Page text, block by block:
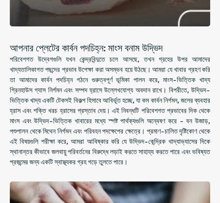
আপনার প্লেটের কার্বন পদচিহ্ন: মাংস বনাম উদ্ভিদ
পরিবেশগত উদ্বেগগুলি যখন কেন্দ্রবিন্দুতে চলে আসছে, তখন গ্রহের উপর আমাদের
খাদ্যতালিকাগত পছন্দের প্রভাব উপেক্ষা করা অসম্ভব হয়ে উঠছে। আমরা যে খাবার গ্রহণ করি
তা আমাদের কার্বন পদচিহ্ন গঠনে গুরুত্বপূর্ণ ভূমিকা পালন করে, মাংস-ভিত্তিক খাদ্য
গ্রিনহাউস গ্যাস নির্গমন এবং সম্পদ হ্রাসে উল্লেখযোগ্য অবদান রাখে। বিপরীতে, উদ্ভিদ-
ভিত্তিক খাদ্য একটি টেকসই বিকল্প হিসাবে আবির্ভূত হচ্ছে, যা কম কার্বন নির্গমন, জলের ব্যবহার
হ্রাস এবং শক্তি খরচ হ্রাসের প্রস্তাব দেয়। এই নিবন্ধটি পরিবেশগত প্রভাবের দিক থেকে
মাংস এবং উদ্ভিদ-ভিত্তিক খাবারের মধ্যে স্পষ্ট পার্থক্যগুলি অন্বেষণ করে - বন উজাড়,
পশুপালন থেকে মিথেন নির্গমন এবং পরিবহন পদক্ষেপের ক্ষেত্রে। প্রমাণ-চালিত দৃষ্টিকোণ থেকে
এই বিষয়গুলি পরীক্ষা করে, আমরা আবিষ্কার করি যে উদ্ভিদ-কেন্দ্রিক খাদ্যাভ্যাসের দিকে
স্থানান্তর কীভাবে জলবায়ু পরিবর্তনের বিরুদ্ধে লড়াই করতে সাহায্য করতে পারে এবং ভবিষ্যত
প্রজন্মের জন্য একটি স্বাস্থ্যকর গ্রহ গড়ে তুলতে পারে।